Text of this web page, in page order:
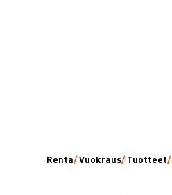
Renta/Vuokraus/ Tuotteet/